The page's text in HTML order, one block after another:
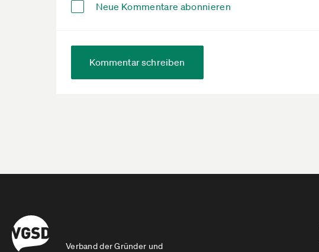
Neue Kommentare abonnieren
Kommentar schreiben
Verband der Gründer und